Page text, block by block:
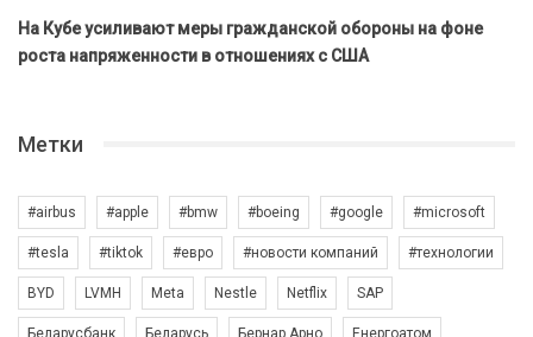
На Кубе усиливают меры гражданской обороны на фоне
роста напряженности в отношениях с США
Метки
#airbus #apple #bmw #boeing #google #microsoft
#tesla #tiktok #евро #новости компаний #технологии
BYD LVMH Meta Nestle Netflix SAP
Беларусбанк Беларусь Бернар Арно Енергоатом